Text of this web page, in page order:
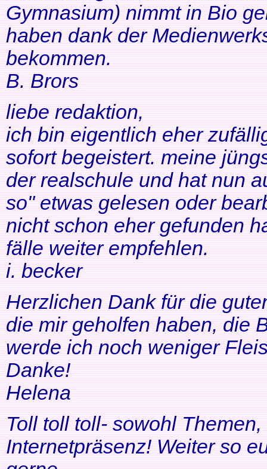
Gymnasium) nimmt in Bio
haben dank der
bekommen.
B. Brors
liebe redaktion,
ich bin eigentlich eher
sofort begeistert. meine
der realschule und hat nun
so" etwas gelesen oder
nicht schon eher gefunden
fälle weiter empfehlen.
i. becker
Herzlichen Dank für die
die mir geholfen haben, die
werde ich noch weniger
Danke!
Helena
Toll toll toll- sowohl
Internetpräsenz! Weiter so